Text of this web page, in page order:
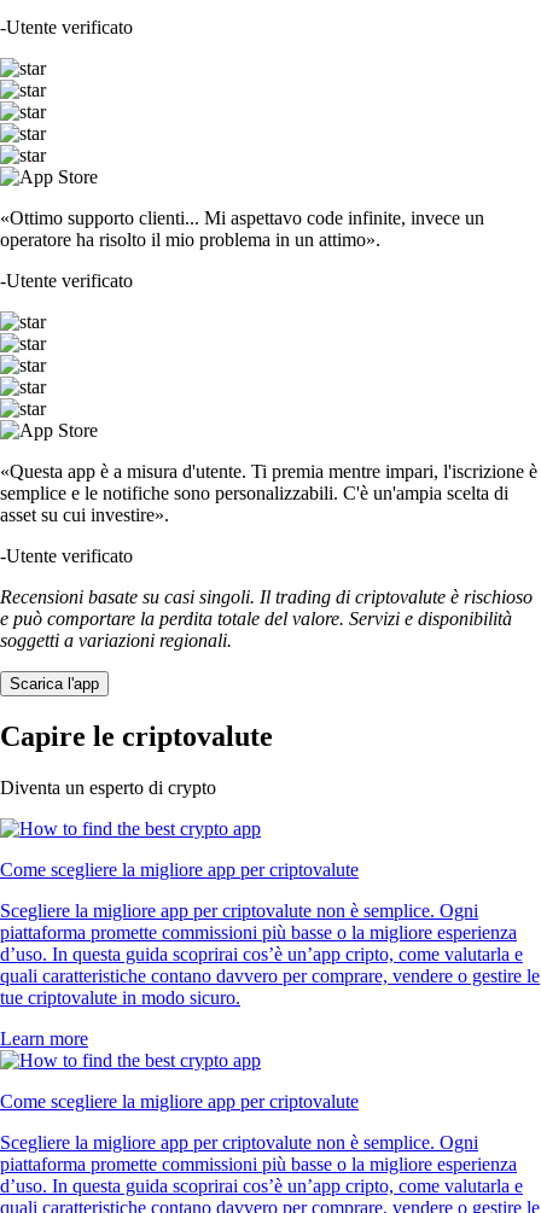
-Utente verificato
«Ottimo supporto clienti... Mi aspettavo code infinite, invece un
operatore ha risolto il mio problema in un attimo».
-Utente verificato
«Questa app è a misura d'utente. Ti premia mentre impari, l'iscrizione è
semplice e le notifiche sono personalizzabili. C'è un'ampia scelta di
asset su cui investire».
-Utente verificato
Recensioni basate su casi singoli. Il trading di criptovalute è rischioso
e può comportare la perdita totale del valore. Servizi e disponibilità
soggetti a variazioni regionali.
Scarica l'app
Capire le criptovalute
Diventa un esperto di crypto
Come scegliere la migliore app per criptovalute
Scegliere la migliore app per criptovalute non è semplice. Ogni
piattaforma promette commissioni più basse o la migliore esperienza
d’uso. In questa guida scoprirai cos’è un’app cripto, come valutarla e
quali caratteristiche contano davvero per comprare, vendere o gestire le
tue criptovalute in modo sicuro.
Learn more
Come scegliere la migliore app per criptovalute
Scegliere la migliore app per criptovalute non è semplice. Ogni
piattaforma promette commissioni più basse o la migliore esperienza
d’uso. In questa guida scoprirai cos’è un’app cripto, come valutarla e
quali caratteristiche contano davvero per comprare, vendere o gestire le